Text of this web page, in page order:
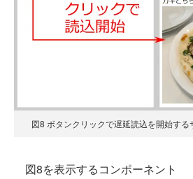
図8 ボタンクリックで遅延読込を開始する
図8を表示するコンポーネント